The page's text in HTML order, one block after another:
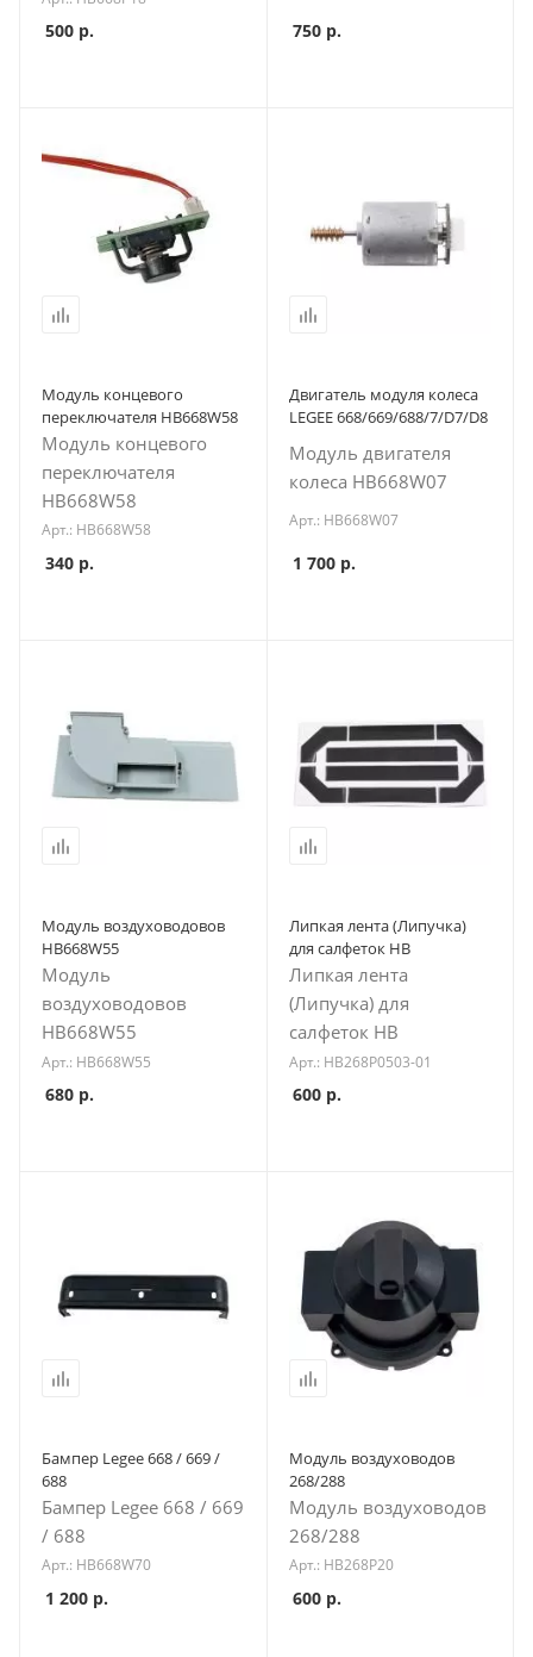
500 р. 750р.
Модуль концевого
переключателя HB668W58
Модуль концевого
переключателя
HB668W58
Арт.: HB668W58
340 р.
Двигатель модуля колеса
LEGEE 668/669/688/7/D7/D8
Модуль двигателя
колеса HB668W07
Арт.: HB668W07
1 700р.
Модуль воздуховодовов
HB668W55
Модуль
воздуховодовов
HB668W55
Арт.: HB668W55
680 р.
Липкая лента (Липучка)
для салфеток HB
Липкая лента
(Липучка) для
салфеток HB
Арт.: HB268P0503-01
600р.
Бампер Legee 668 / 669 /
688
Бампер Legee 668 / 669
/ 688
Арт.: HB668W70
1 200 р.
Модуль воздуховодов
268/288
Модуль воздуховодов
268/288
Арт.: HB268P20
600р.